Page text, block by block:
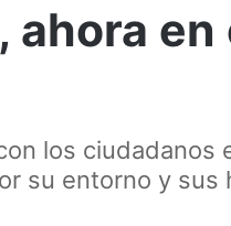
en
los ciudadanos
su entorno y sus